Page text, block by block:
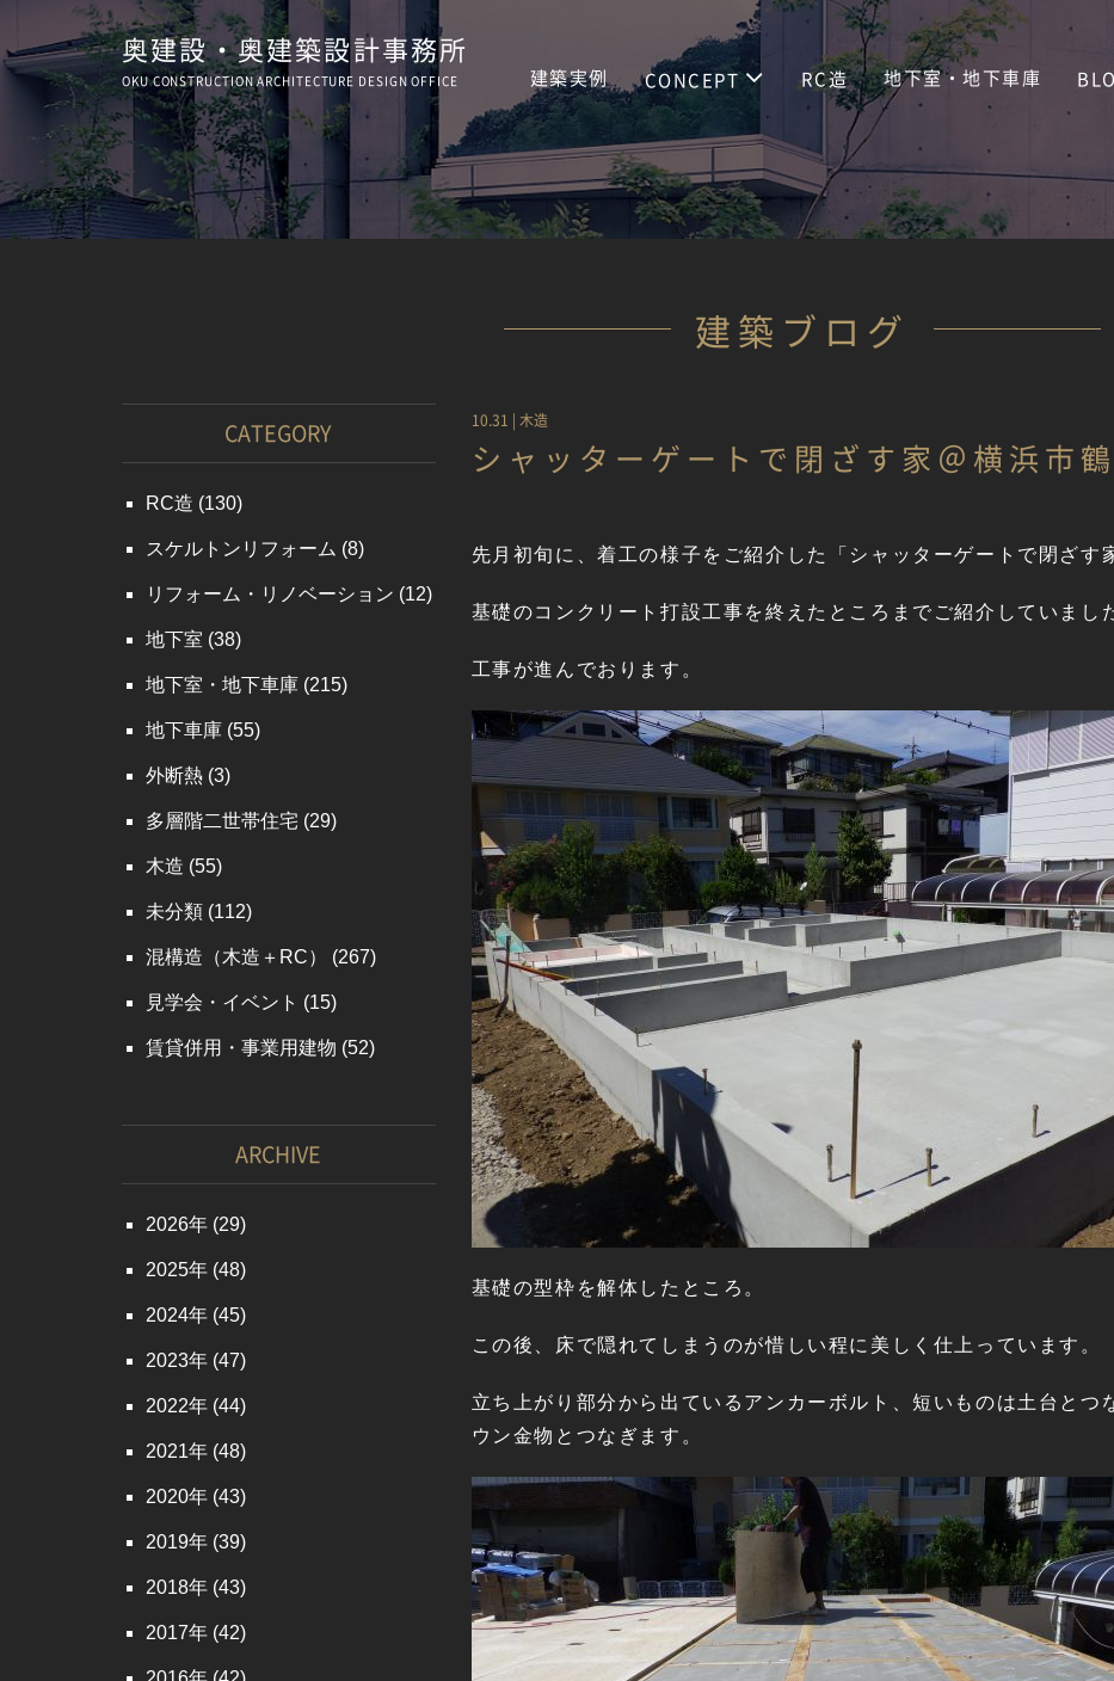
奥建設・奥建築設計事務所
OKU CONSTRUCTIONARCHITECTURE DESIGN OFFICE 建築実例 CONCEPT RC造 地下室・地下車庫
建築ブログ
10.31 | 木造
シャッターゲートで閉ざす家＠横浜市
先月初旬に、着工の様子をご紹介した「シャッターゲートで閉ざす
基礎のコンクリート打設工事を終えたところまでご紹介していまし
工事が進んでおります。
基礎の型枠を解体したところ。
この後、床で隠れてしまうのが惜しい程に美しく仕上っています。
立ち上がり部分から出ているアンカーボルト、短いものは土台と
ウン金物とつなぎます。
CATEGORY
RC造 (130)
スケルトンリフォーム (8)
リフォーム・リノベーション (12)
地下室 (38)
地下室・地下車庫 (215)
地下車庫 (55)
外断熱 (3)
多層階二世帯住宅 (29)
木造 (55)
未分類 (112)
混構造（木造＋RC） (267)
見学会・イベント (15)
賃貸併用・事業用建物 (52)
ARCHIVE
2026 (29)
2025 (48)
2024 (45)
2023 (47)
2022 (44)
2021 (48)
2020 (43)
2019 (39)
2018 (43)
2017 (42)